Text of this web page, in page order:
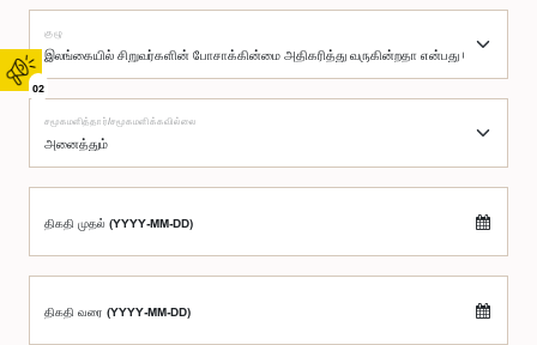
02
குழு
சமூகமளித்தார்/சமூகமளிக்கவில்லை
திகதி முதல் (YYYY-MM-DD)
திகதி வரை (YYYY-MM-DD)